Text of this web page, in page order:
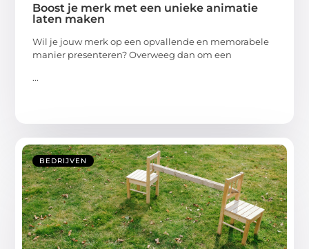
Boost je merk met een unieke animatie
laten maken
Wil je jouw merk op een opvallende en memorabele
manier presenteren? Overweeg dan om een
...
BEDRIJVEN